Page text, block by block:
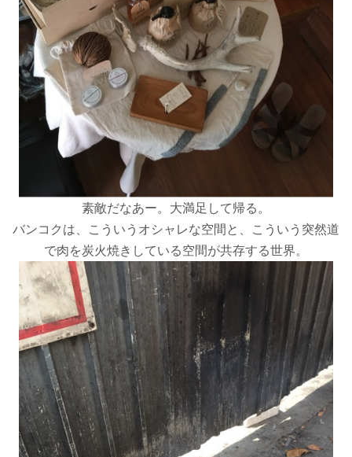
素敵だなあー。大満足して帰る。
バンコクは、こういうオシャレな空間と、こういう突然道
で肉を炭火焼きしている空間が共存する世界。